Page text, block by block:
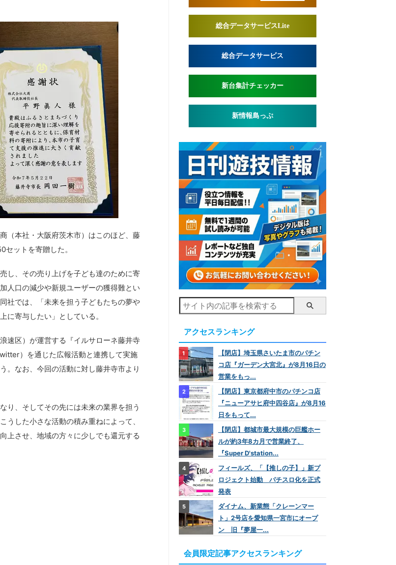
（本社・大阪府茨木市）はこのほど、藤
ットを寄贈した。
し、その売り上げを子ども達のために寄
人口の減少や新規ユーザーの獲得難とい
社では、「未来を担う子どもたちの夢や
に寄与したい」としている。
速区）が運営する『イルサローネ藤井寺
）を通じた広報活動と連携して実施
。なお、今回の活動に対し藤井寺市より
り、そしてその先には未来の業界を担う
うした小さな活動の積み重ねによって、
上させ、地域の方々に少しでも還元する
総合データサービスLite
総合データサービス
新台集計チェッカー
新情報島っぷ
アクセスランキング
【閉店】埼玉県さいたま市のパチン
コ店『ガーデン大宮北』が8月16日の
営業をもっ...
【閉店】東京都府中市のパチンコ店
『ニューアサヒ府中四谷店』が8月16
日をもって...
【閉店】都城市最大規模の巨艦ホー
ルが約3年8カ月で営業終了、
『Super D'station...
フィールズ、「【推しの子】」新プ
ロジェクト始動 パチスロ化を正式
発表
ダイナム、新業態「クレーンマー
ト」2号店を愛知県一宮市にオープ
ン 旧『夢屋一...
会員限定記事アクセスランキング